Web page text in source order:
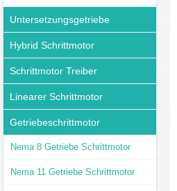
Untersetzungsgetriebe
Hybrid Schrittmotor
Schrittmotor Treiber
Linearer Schrittmotor
Getriebeschrittmotor
Nema 8 Getriebe Schrittmotor
Nema 11 Getriebe Schrittmotor